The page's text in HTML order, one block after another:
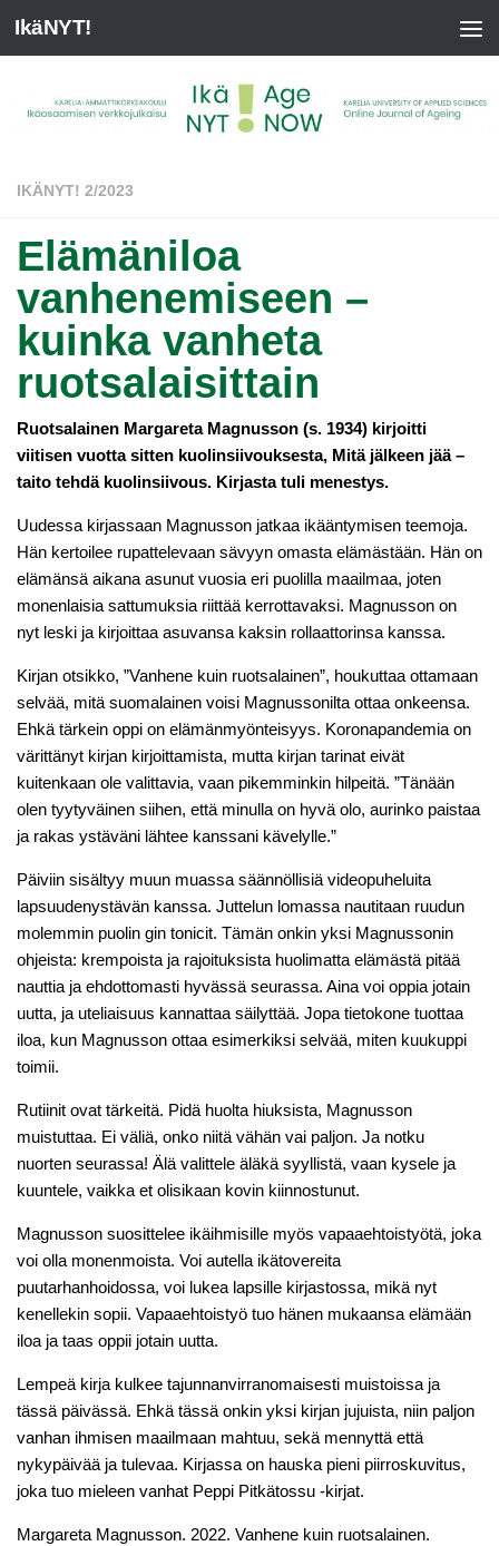
IkäNYT!
IKÄNYT! 2/2023
Elämäniloa
vanhenemiseen –
kuinka vanheta
ruotsalaisittain
Ruotsalainen Margareta Magnusson (s. 1934) kirjoitti
viitisen vuotta sitten kuolinsiivouksesta, Mitä jälkeen jää –
taito tehdä kuolinsiivous. Kirjasta tuli menestys.
Uudessa kirjassaan Magnusson jatkaa ikääntymisen teemoja.
Hän kertoilee rupattelevaan sävyyn omasta elämästään. Hän on
elämänsä aikana asunut vuosia eri puolilla maailmaa, joten
monenlaisia sattumuksia riittää kerrottavaksi. Magnusson on
nyt leski ja kirjoittaa asuvansa kaksin rollaattorinsa kanssa.
Kirjan otsikko, ”Vanhene kuin ruotsalainen”, houkuttaa ottamaan
selvää, mitä suomalainen voisi Magnussonilta ottaa onkeensa.
Ehkä tärkein oppi on elämänmyönteisyys. Koronapandemia on
värittänyt kirjan kirjoittamista, mutta kirjan tarinat eivät
kuitenkaan ole valittavia, vaan pikemminkin hilpeitä. ”Tänään
olen tyytyväinen siihen, että minulla on hyvä olo, aurinko paistaa
ja rakas ystäväni lähtee kanssani kävelylle.”
Päiviin sisältyy muun muassa säännöllisiä videopuheluita
lapsuudenystävän kanssa. Juttelun lomassa nautitaan ruudun
molemmin puolin gin tonicit. Tämän onkin yksi Magnussonin
ohjeista: krempoista ja rajoituksista huolimatta elämästä pitää
nauttia ja ehdottomasti hyvässä seurassa. Aina voi oppia jotain
uutta, ja uteliaisuus kannattaa säilyttää. Jopa tietokone tuottaa
iloa, kun Magnusson ottaa esimerkiksi selvää, miten kuukuppi
toimii.
Rutiinit ovat tärkeitä. Pidä huolta hiuksista, Magnusson
muistuttaa. Ei väliä, onko niitä vähän vai paljon. Ja notku
nuorten seurassa! Älä valittele äläkä syyllistä, vaan kysele ja
kuuntele, vaikka et olisikaan kovin kiinnostunut.
Magnusson suosittelee ikäihmisille myös vapaaehtoistyötä, joka
voi olla monenmoista. Voi autella ikätovereita
puutarhanhoidossa, voi lukea lapsille kirjastossa, mikä nyt
kenellekin sopii. Vapaaehtoistyö tuo hänen mukaansa elämään
iloa ja taas oppii jotain uutta.
Lempeä kirja kulkee tajunnanvirranomaisesti muistoissa ja
tässä päivässä. Ehkä tässä onkin yksi kirjan jujuista, niin paljon
vanhan ihmisen maailmaan mahtuu, sekä mennyttä että
nykypäivää ja tulevaa. Kirjassa on hauska pieni piirroskuvitus,
joka tuo mieleen vanhat Peppi Pitkätossu ‑kirjat.
Margareta Magnusson. 2022. Vanhene kuin ruotsalainen.